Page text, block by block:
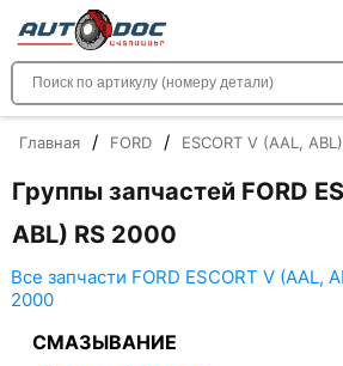
Главная / FORD / ESCORT V (AAL, ABL)
Группы запчастей FORD
ABL) RS 2000
Все запчасти FORD ESCORT V (AAL,
2000
СМАЗЫВАНИЕ